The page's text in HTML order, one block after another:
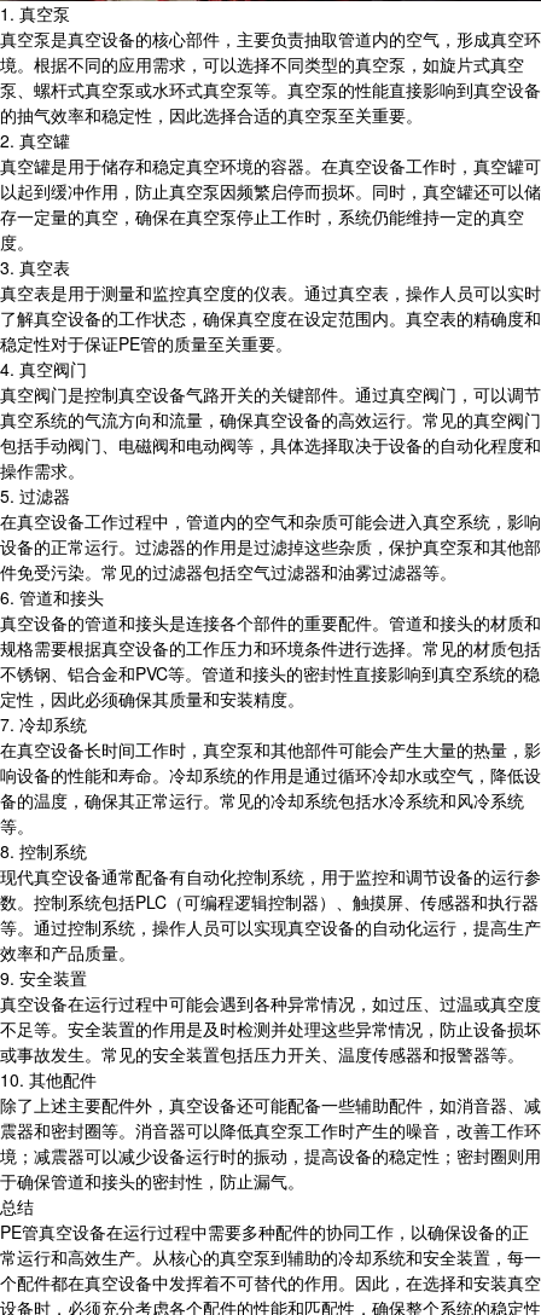
1. 真空泵
真空泵是真空设备的核心部件，主要负责抽取管道内的空气，形成真空环
境。根据不同的应用需求，可以选择不同类型的真空泵，如旋片式真空
泵、螺杆式真空泵或水环式真空泵等。真空泵的性能直接影响到真空设备
的抽气效率和稳定性，因此选择合适的真空泵至关重要。
2. 真空罐
真空罐是用于储存和稳定真空环境的容器。在真空设备工作时，真空罐可
以起到缓冲作用，防止真空泵因频繁启停而损坏。同时，真空罐还可以储
存一定量的真空，确保在真空泵停止工作时，系统仍能维持一定的真空
度。
3. 真空表
真空表是用于测量和监控真空度的仪表。通过真空表，操作人员可以实时
了解真空设备的工作状态，确保真空度在设定范围内。真空表的精确度和
稳定性对于保证PE管的质量至关重要。
4. 真空阀门
真空阀门是控制真空设备气路开关的关键部件。通过真空阀门，可以调节
真空系统的气流方向和流量，确保真空设备的高效运行。常见的真空阀门
包括手动阀门、电磁阀和电动阀等，具体选择取决于设备的自动化程度和
操作需求。
5. 过滤器
在真空设备工作过程中，管道内的空气和杂质可能会进入真空系统，影响
设备的正常运行。过滤器的作用是过滤掉这些杂质，保护真空泵和其他部
件免受污染。常见的过滤器包括空气过滤器和油雾过滤器等。
6. 管道和接头
真空设备的管道和接头是连接各个部件的重要配件。管道和接头的材质和
规格需要根据真空设备的工作压力和环境条件进行选择。常见的材质包括
不锈钢、铝合金和PVC等。管道和接头的密封性直接影响到真空系统的稳
定性，因此必须确保其质量和安装精度。
7. 冷却系统
在真空设备长时间工作时，真空泵和其他部件可能会产生大量的热量，影
响设备的性能和寿命。冷却系统的作用是通过循环冷却水或空气，降低设
备的温度，确保其正常运行。常见的冷却系统包括水冷系统和风冷系统
等。
8. 控制系统
现代真空设备通常配备有自动化控制系统，用于监控和调节设备的运行参
数。控制系统包括PLC（可编程逻辑控制器）、触摸屏、传感器和执行器
等。通过控制系统，操作人员可以实现真空设备的自动化运行，提高生产
效率和产品质量。
9. 安全装置
真空设备在运行过程中可能会遇到各种异常情况，如过压、过温或真空度
不足等。安全装置的作用是及时检测并处理这些异常情况，防止设备损坏
或事故发生。常见的安全装置包括压力开关、温度传感器和报警器等。
10. 其他配件
除了上述主要配件外，真空设备还可能配备一些辅助配件，如消音器、减
震器和密封圈等。消音器可以降低真空泵工作时产生的噪音，改善工作环
境；减震器可以减少设备运行时的振动，提高设备的稳定性；密封圈则用
于确保管道和接头的密封性，防止漏气。
总结
PE管真空设备在运行过程中需要多种配件的协同工作，以确保设备的正
常运行和高效生产。从核心的真空泵到辅助的冷却系统和安全装置，每一
个配件都在真空设备中发挥着不可替代的作用。因此，在选择和安装真空
设备时，必须充分考虑各个配件的性能和匹配性，确保整个系统的稳定性